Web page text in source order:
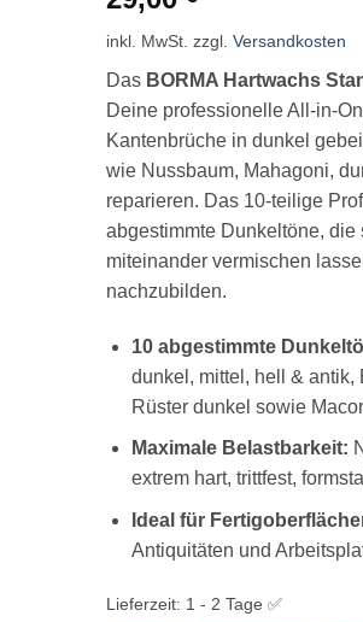
mit5von 5,
auf
inkl. MwSt. zzgl. Versandkosten
Das BORMA Hartwachs
Deine professionelle All-in-
Kantenbrüche in dunkel
wie Nussbaum, Mahagoni,
reparieren. Das 10-teilige
abgestimmte Dunkeltöne,
miteinander vermischen
nachzubilden.
10 abgestimmte
dunkel, mittel, hell & antik,
Rüster dunkel sowie
Maximale Belastbarkeit:
extrem hart, trittfest,
Ideal für
Antiquitäten und
Lieferzeit: 1 - 2 Tage ✅